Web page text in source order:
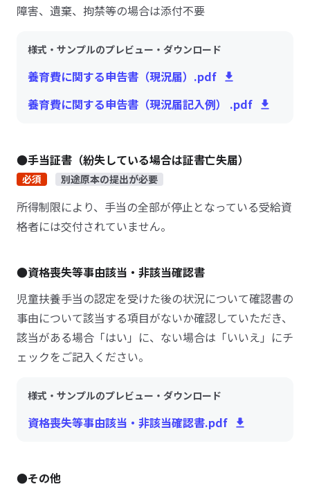
障害、遺棄、拘禁等の場合は添付不要
様式・サンプルのプレビュー・ダウンロード
養育費に関する申告書（現況届）.pdf
養育費に関する申告書（現況届記入例） .pdf
●手当証書（紛失している場合は証書亡失届）
必須 別途原本の提出が必要
所得制限により、手当の全部が停止となっている受給資
格者には交付されていません。
●資格喪失等事由該当・非該当確認書
児童扶養手当の認定を受けた後の状況について確認書の
事由について該当する項目がないか確認していただき、
該当がある場合「はい」に、ない場合は「いいえ」にチ
ェックをご記入ください。
様式・サンプルのプレビュー・ダウンロード
資格喪失等事由該当・非該当確認書.pdf
●その他